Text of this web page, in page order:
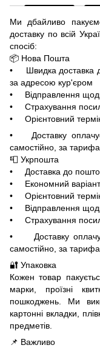
Ми дбайливо
доставку по всій
спосіб:
📦 Нова Пошта
• Швидка доставка
за адресою кур'єром
• Відправлення
• Страхування
• Орієнтовний
• Доставку
самостійно, за
📮 Укрпошта
• Доставка до
• Економний
• Орієнтовний
• Відправлення
• Страхування
• Доставку
самостійно, за
🔐 Упаковка
Кожен товар
марки, проїзні
пошкоджень. Ми
картонні вкладки,
предметів.
📌 Важливо